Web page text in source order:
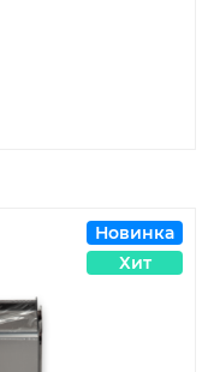
Новинка
Хит